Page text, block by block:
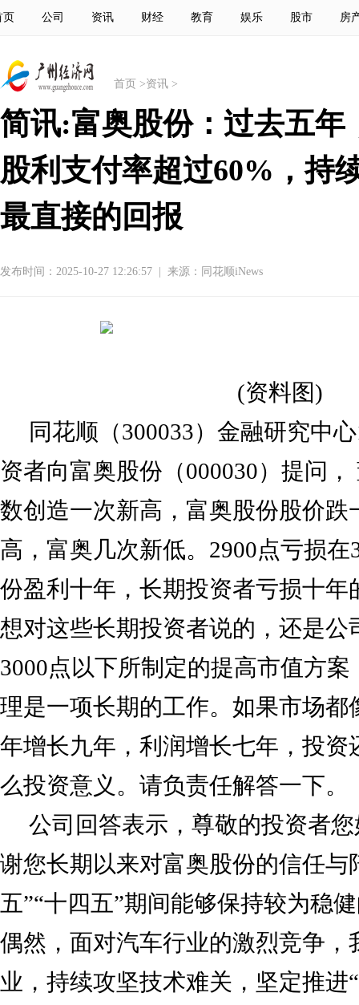
页 公司 资讯 财经 教育 娱乐 股市 房
首页 >资讯 >
简讯:富奥股份：过去五年
股利支付率超过60%，持
最直接的回报
发布时间：2025-10-27 12:26:57 来源：同花顺iNews
(资料图)
同花顺（300033）金融研究中
资者向富奥股份（000030）提问
数创造一次新高，富奥股份股价跌
高，富奥几次新低。2900点亏损
份盈利十年，长期投资者亏损十年
想对这些长期投资者说的，还是公
3000点以下所制定的提高市值方
理是一项长期的工作。如果市场都
年增长九年，利润增长七年，投资
么投资意义。请负责任解答一下。
公司回答表示，尊敬的投资者
谢您长期以来对富奥股份的信任与
五”“十四五”期间能够保持较为稳
偶然，面对汽车行业的激烈竞争，
业，持续攻坚技术难关，坚定推进